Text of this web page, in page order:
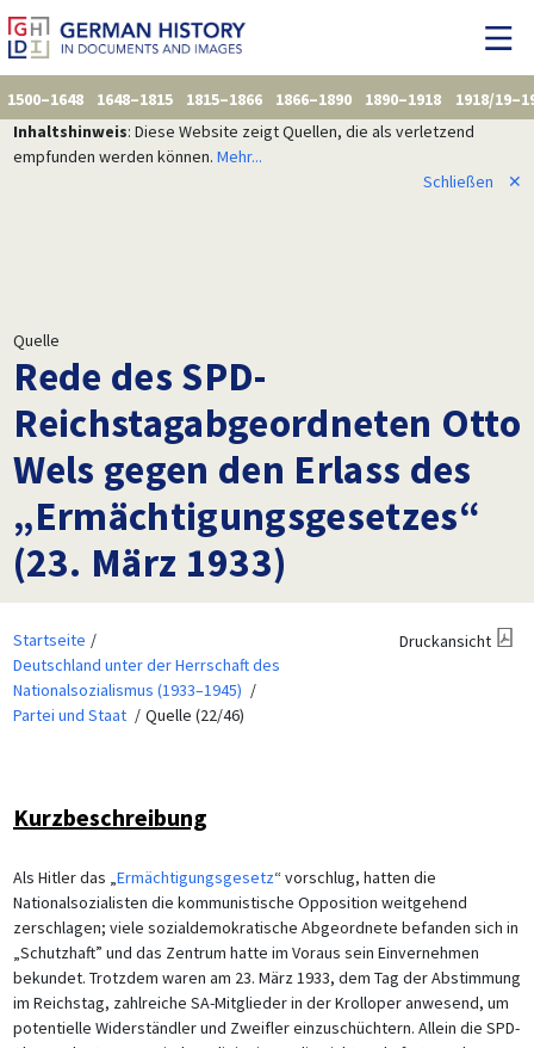
1500–1648 1648–1815 1815–1866 1866–1890 1890–1918
1918/
Inhaltshinweis: Diese Website zeigt Quellen, die als verletzend
empfunden werden können. Mehr...
Schließen
✕
Quelle
Rede des SPD-
Reichstagabgeordneten Otto
Wels gegen den Erlass des
„Ermächtigungsgesetzes“
(23. März 1933)
Startseite
Deutschland unter der Herrschaft des
Nationalsozialismus (1933–1945)
Partei und Staat
Quelle (22/46)
Druckansicht
Kurzbeschreibung
Als Hitler das „Ermächtigungsgesetz“ vorschlug, hatten die
Nationalsozialisten die kommunistische Opposition weitgehend
zerschlagen; viele sozialdemokratische Abgeordnete befanden sich in
„Schutzhaft” und das Zentrum hatte im Voraus sein Einvernehmen
bekundet. Trotzdem waren am 23. März 1933, dem Tag der Abstimmung
im Reichstag, zahlreiche SA-Mitglieder in der Krolloper anwesend, um
potentielle Widerständler und Zweifler einzuschüchtern. Allein die SPD-